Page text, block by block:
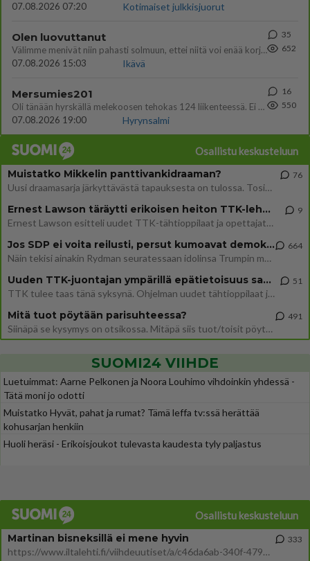
07.08.2026 07:20
Kotimaiset julkkisjuorut
Olen luovuttanut
Välimme menivät niin pahasti solmuun, ettei niitä voi enää korjata. On aika jatkaa elämässä eteenpäin. Toivon sulle kaik
07.08.2026 15:03
Ikävä
35
652
Mersumies201
Oli tänään hyrskällä melekoosen tehokas 124 liikenteessä. Ei paljon vastamäki haitannu....
07.08.2026 19:00
Hyrynsalmi
16
550
Osallistu keskusteluun
Muistatko Mikkelin panttivankidraaman?
Uusi draamasarja järkyttävästä tapauksesta on tulossa. Tositapahtumiin perustuva sarja ammentaa vuoden 1986 Mikkelin pan
76
Ernest Lawson täräytti erikoisen heiton TTK-lehdistötilaisuudessa: " Onko tässä tarkoituksena...?"
Ernest Lawson esitteli uudet TTK-tähtioppilaat ja opettajat torstaina 6.8. lehdistölle. Tulevalla kaudella on yksi hausk
9
Jos SDP ei voita reilusti, persut kumoavat demokratian Suomesta
Näin tekisi ainakin Rydman seuratessaan idolinsa Trumpin mallia https://www.is.fi/politiikka/art-2000012187244.html
664
Uuden TTK-juontajan ympärillä epätietoisuus sakenee - Nyt MTV hämmentää soppaa
TTK tulee taas tänä syksynä. Ohjelman uudet tähtioppilaat julkistetaan torstaina 6. elokuuta klo 14 alkavassa lehdistö
51
Mitä tuot pöytään parisuhteessa?
Siinäpä se kysymys on otsikossa. Mitäpä siis tuot/toisit pöytään parisuhteessa? Oletko mies vai nainen? Koetko sen mitä
491
SUOMI24 VIIHDE
Luetuimmat: Aarne Pelkonen ja Noora Louhimo vihdoinkin yhdessä -
Tätä moni jo odotti
Muistatko Hyvät, pahat ja rumat? Tämä leffa tv:ssä herättää
kohusarjan henkiin
Huoli heräsi - Erikoisjoukot tulevasta kaudesta tyly paljastus
Osallistu keskusteluun
Martinan bisneksillä ei mene hyvin
https://www.iltalehti.fi/viihdeuutiset/a/c46da6ab-340f-4790-aaa7-0865eed2336 Yrityksen konkurssihakemus on tullut kärä
333